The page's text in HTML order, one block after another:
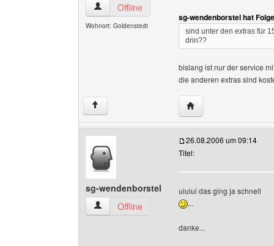
annasherzop Benutzer-Profile anzeigen
Offline
Wohnort: Goldenstedt
sg-wendenborstel hat
sind unter den extras für
drin??
bislang ist nur der service
die anderen extras sind
↑ Website dieses
sg-wendenborstel
sg-wendenborstel Benutzer-Profile anzeigen
Offline
26.08.2006 um 09:14
Titel:
uiuiui das ging ja schnell
...
danke...